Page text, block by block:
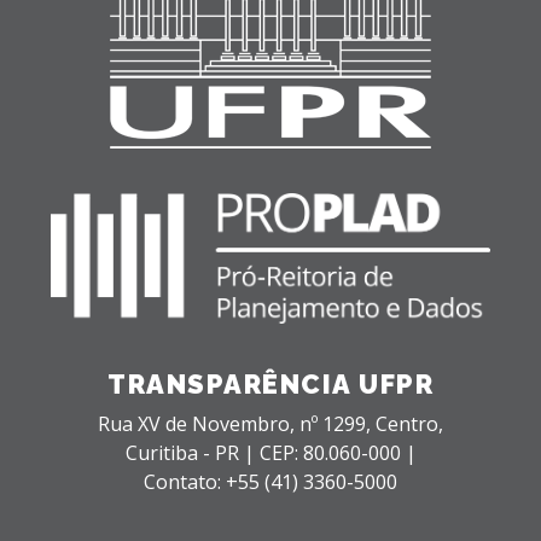
TRANSPARÊNCIA UFPR
Rua XV de Novembro, nº 1299, Centro,
Curitiba - PR | CEP: 80.060-000 |
Contato: +55 (41) 3360-5000